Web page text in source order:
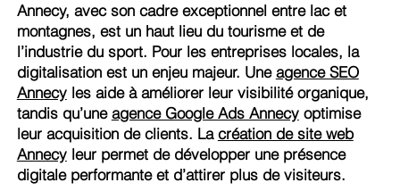
Annecy, avec son cadre exceptionnel entre lac et
montagnes, est un haut lieu du tourisme et de
l’industrie du sport. Pour les entreprises locales, la
digitalisation est un enjeu majeur. Uneagence SEO
Annecyles aide à améliorer leur visibilité organique,
tandis qu’uneagence Google Ads Annecyoptimise
leur acquisition de clients. Lacréation de site web
Annecyleur permet de développer une présence
digitale performante et d’attirer plus de visiteurs.